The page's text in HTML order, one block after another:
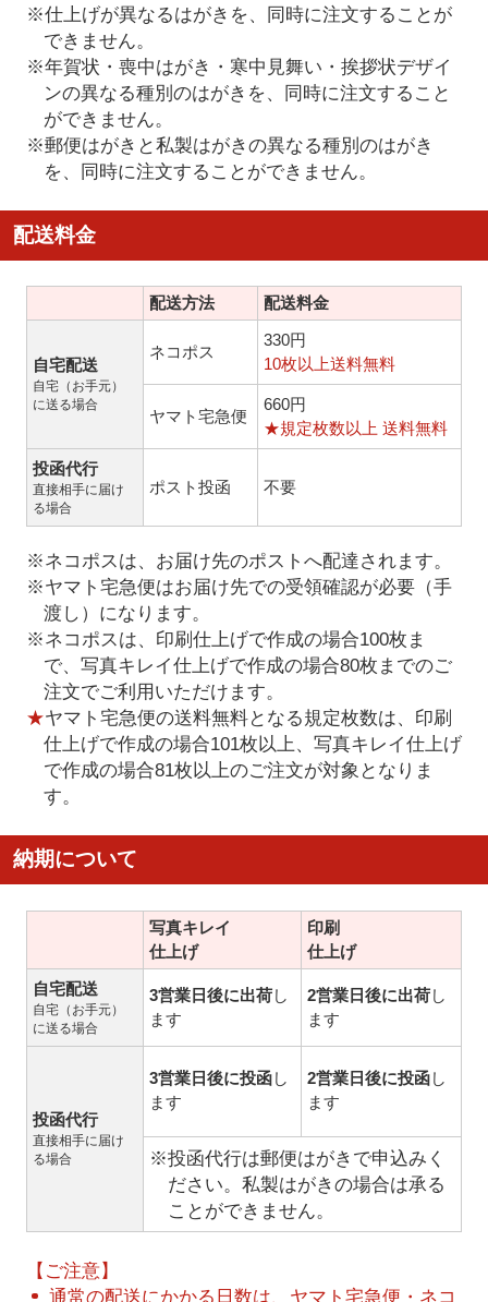
※仕上げが異なるはがきを、同時に注文することが
できません。
※年賀状・喪中はがき・寒中見舞い・挨拶状デザイ
ンの異なる種別のはがきを、同時に注文すること
ができません。
※郵便はがきと私製はがきの異なる種別のはがき
を、同時に注文することができません。
配送料金
配送方法 配送料金
自宅配送
自宅（お手元）
に送る場合
ネコポス
330円
10枚以上送料無料
ヤマト宅急便
660円
★規定枚数以上 送料無料
投函代行
直接相手に届け
る場合
ポスト投函 不要
※ネコポスは、お届け先のポストへ配達されます。
※ヤマト宅急便はお届け先での受領確認が必要（手
渡し）になります。
※ネコポスは、印刷仕上げで作成の場合100枚ま
で、写真キレイ仕上げで作成の場合80枚までのご
注文でご利用いただけます。
★ヤマト宅急便の送料無料となる規定枚数は、印刷
仕上げで作成の場合101枚以上、写真キレイ仕上げ
で作成の場合81枚以上のご注文が対象となりま
す。
納期について
写真キレイ
仕上げ
印刷
仕上げ
自宅配送
自宅（お手元）
に送る場合
3営業日後に出荷し
ます
2営業日後に出荷し
ます
投函代行
直接相手に届け
る場合
3営業日後に投函し
ます
2営業日後に投函し
ます
※投函代行は郵便はがきで申込みく
ださい。私製はがきの場合は承る
ことができません。
【ご注意】
通常の配送にかかる日数は、ヤマト宅急便・ネコ